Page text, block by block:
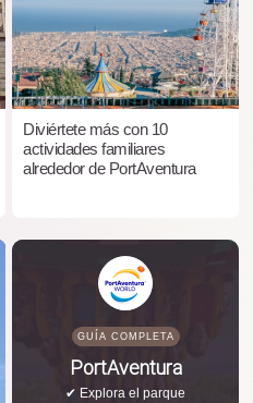
Diviértete más con 10
actividades familiares
alrededor de PortAventura
GUÍA COMPLETA
PortAventura
✔ Explora el parque